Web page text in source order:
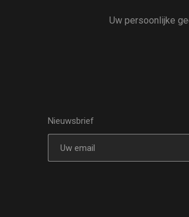
Uw persoonlijke
Nieuwsbrief